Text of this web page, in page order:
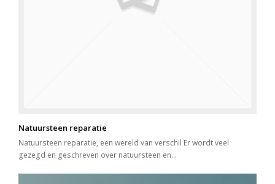
Natuursteen reparatie
Natuursteen reparatie, een wereld van verschil Er wordt veel
gezegd en geschreven over natuursteen en…